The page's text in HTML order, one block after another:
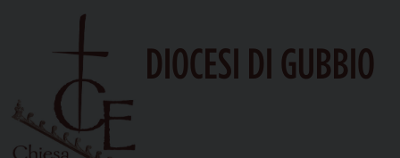
DIOCESI DI GUBBIO